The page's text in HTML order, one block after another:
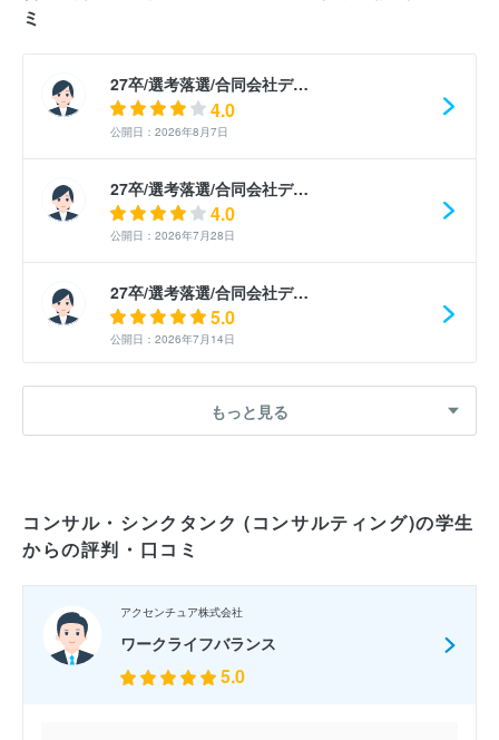
ミ
27卒/選考落選/合同会社デ…
4.0
公開日：2026年8月7日
27卒/選考落選/合同会社デ…
4.0
公開日：2026年7月28日
27卒/選考落選/合同会社デ…
5.0
公開日：2026年7月14日
5.0
4.0
公開日：2026年7月6日
27卒/最終落選/合同会社デ…
公開日：2026年7月6日
もっと見る
コンサル・シンクタンク (コンサルティング)の学生
からの評判・口コミ
アクセンチュア株式会社
ワークライフバランス
5.0